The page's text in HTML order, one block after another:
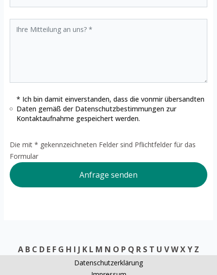
* Ich bin damit einverstanden, dass die vonmir übersandten
Daten gemäß der Datenschutzbestimmungen zur
Kontaktaufnahme gespeichert werden.
Die mit * gekennzeichneten Felder sind Pflichtfelder für das
Formular
Anfrage senden
A B C D E F G H I J K L M N O P Q R S T U VWXY Z
Datenschutzerklärung